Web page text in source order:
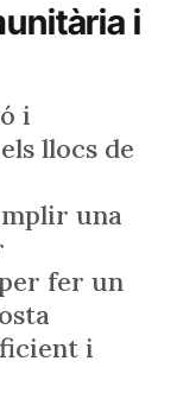
i
i
llocs de
una
fer un
i